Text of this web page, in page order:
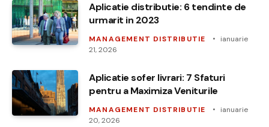
Aplicatie distributie: 6 tendinte de
urmarit in 2023
MANAGEMENT DISTRIBUTIE
ianuarie
21, 2026
Aplicatie sofer livrari: 7 Sfaturi
pentru a Maximiza Veniturile
MANAGEMENT DISTRIBUTIE
ianuarie
20, 2026